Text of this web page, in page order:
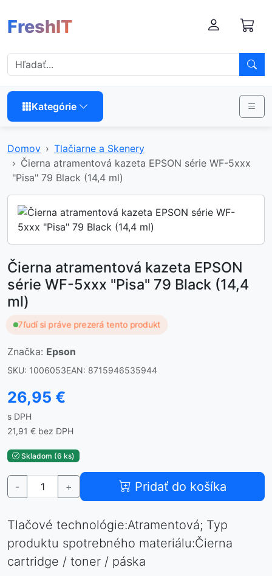
FreshIT
Kategórie
Domov
Tlačiarne a Skenery
Čierna atramentová kazeta EPSON série WF-5xxx
"Pisa" 79 Black (14,4 ml)
Čierna atramentová kazeta EPSON
série WF-5xxx "Pisa" 79 Black (14,4
ml)
7ľudí si práve prezerá tento produkt
Značka: Epson
SKU: 1006053EAN: 8715946535944
26,95 €
s DPH
21,91 € bez DPH
Skladom (6 ks)
- + Pridať do košíka
Tlačové technológie:Atramentová; Typ
produktu spotrebného materiálu:Čierna
cartridge / toner / páska